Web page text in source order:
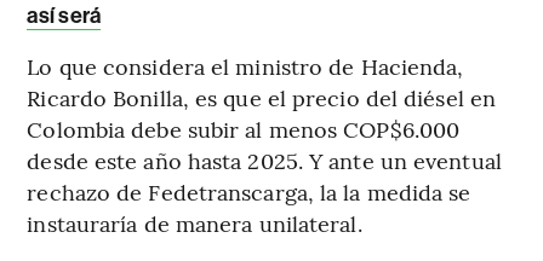
así será
Lo que considera el ministro de Hacienda,
Ricardo Bonilla, es que el precio del diésel en
Colombia debe subir al menos COP$6.000
desde este año hasta 2025. Y ante un eventual
rechazo de Fedetranscarga, la la medida se
instauraría de manera unilateral.